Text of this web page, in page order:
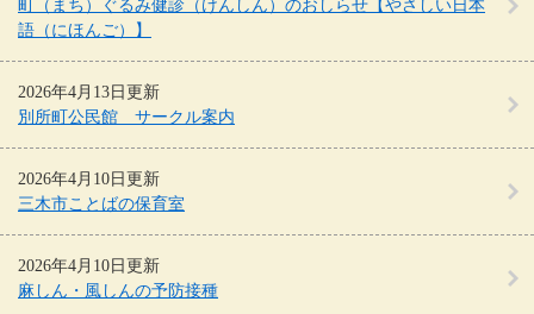
町（まち）ぐるみ健診（けんしん）のおしらせ【やさしい日本
語（にほんご）】
2026年4月13日更新
別所町公民館 サークル案内
2026年4月10日更新
三木市ことばの保育室
2026年4月10日更新
麻しん・風しんの予防接種